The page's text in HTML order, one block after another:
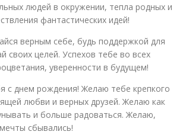
людей в окружении, тепла родных и
фантастических идей!
верным себе, будь поддержкой для
своих целей. Успехов тебе во всех
уверенности в будущем!
с днем рождения! Желаю тебе крепкого
любви и верных друзей. Желаю как
и больше радоваться. Желаю,
сбывались!